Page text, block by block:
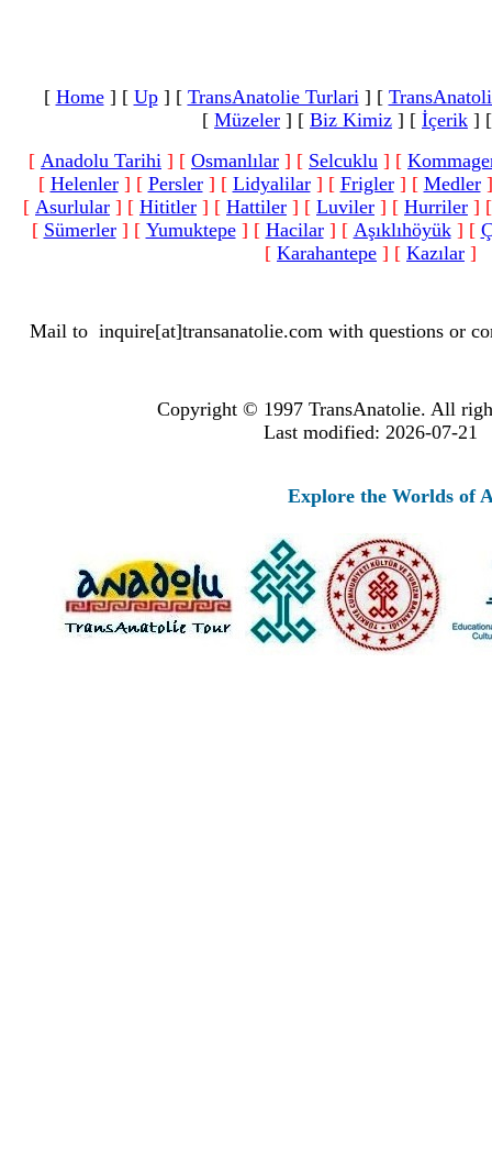
[ Home] [ Up] [ TransAnatolie Turlari] [
[ Müzeler ] [ Biz Kimiz ] [ İçerik ]
[ Anadolu Tarihi ] [ Osmanlılar ] [ Selcuklu ] [
[ Helenler] [ Persler] [ Lidyalilar] [ Frigler] [ Medler]
[ Asurlular ] [ Hititler ] [ Hattiler ] [ Luviler ] [ Hurriler ]
[ Sümerler] [ Yumuktepe] [ Hacilar] [ Aşıklıhöyük] [
[ Karahantepe ] [ Kazılar ]
Mail to inquire[at]transanatolie.com with questions or
Copyright © 1997 TransAnatolie. All
Last modified: 2026-07-21
Explore the Worlds of